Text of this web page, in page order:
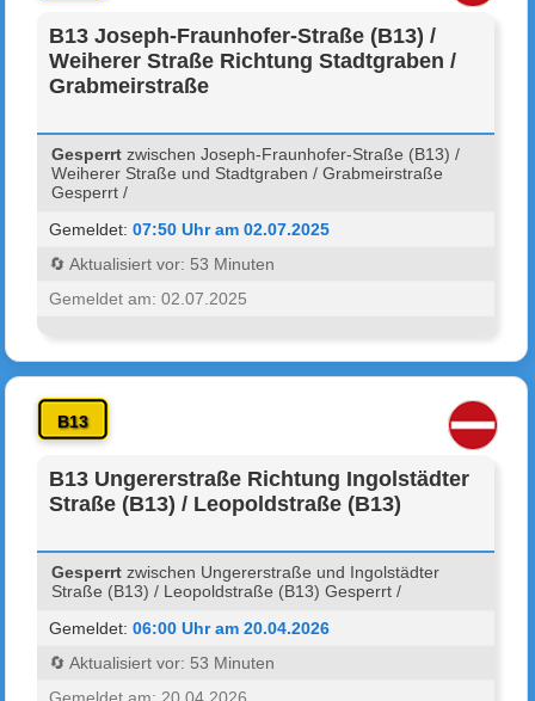
B13 Joseph-Fraunhofer-Straße (B13) /
Weiherer Straße Richtung Stadtgraben /
Grabmeirstraße
Gesperrt zwischen Joseph-Fraunhofer-Straße (B13) /
Weiherer Straße und Stadtgraben / Grabmeirstraße
Gesperrt /
Gemeldet:07:50 Uhr am 02.07.2025
🔄 Aktualisiert vor: 53 Minuten
Gemeldet am: 02.07.2025
B13
B13 Ungererstraße Richtung Ingolstädter
Straße (B13) / Leopoldstraße (B13)
Gesperrt zwischen Ungererstraße und Ingolstädter
Straße (B13) / Leopoldstraße (B13) Gesperrt /
Gemeldet:06:00 Uhr am 20.04.2026
🔄 Aktualisiert vor: 53 Minuten
Gemeldet am: 20.04.2026